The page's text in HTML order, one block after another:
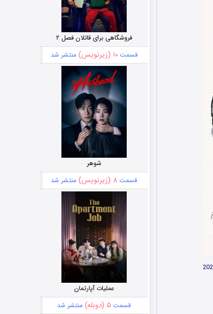
فروشگاهی برای قاتلان فصل ۲
قسمت۱۰ (زیرنویس) منتشر شد
شوهر
قسمت ۸ (زیرنویس) منتشر شد
عملیات آپارتمان
قسمت ۵ (دوبله) منتشر شد